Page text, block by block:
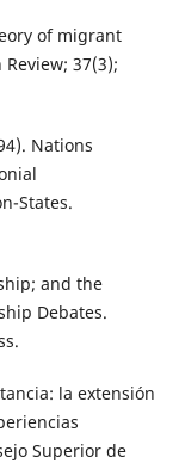
of migrant
37(3);
Nations
States.
and the
Debates.
la extensión
Superior de